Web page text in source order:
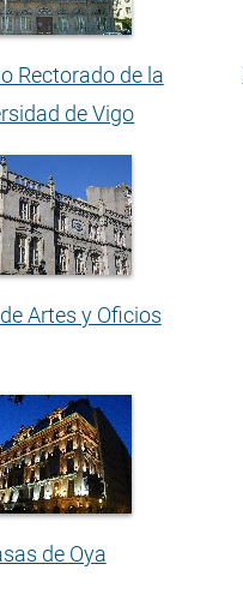
Rectorado de la
de Vigo
Artes y Oficios
de Oya